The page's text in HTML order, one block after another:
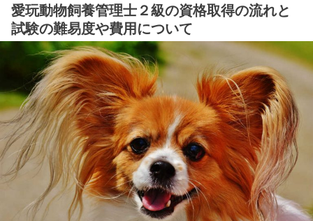
愛玩動物飼養管理士２級の資格取得の流れと
試験の難易度や費用について